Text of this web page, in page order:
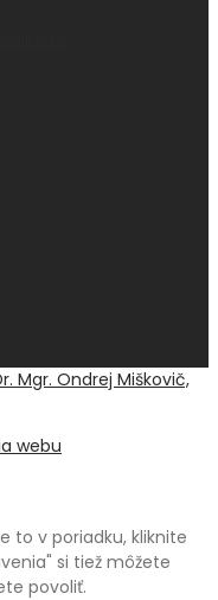
Mgr. Ondrej Miškovič,
webu
to v poriadku, kliknite
si tiež môžete
povoliť.